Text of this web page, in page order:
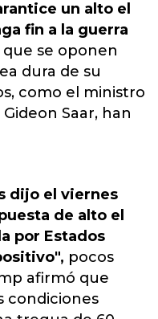
un alto el
fin a la guerra
se oponen
dura de su
como el ministro
Saar, han
dijo el viernes
de alto el
por Estados
pocos
afirmó que
condiciones